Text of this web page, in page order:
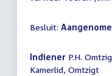
Besluit:
Indiener P.H.
Kamerlid, Omtzigt